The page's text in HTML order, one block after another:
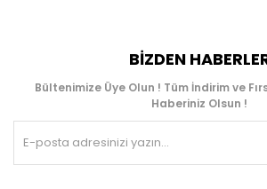
BIZDEN
Bültenimize Üye Olun ! Tüm İndirim ve
Haberiniz Olsun !